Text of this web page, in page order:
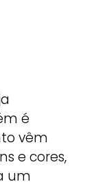
é
vêm
e cores,
um